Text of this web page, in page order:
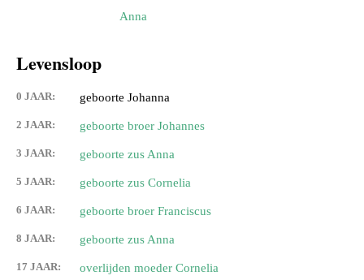
Anna
Levensloop
0 JAAR: geboorte Johanna
2 JAAR: geboorte broer Johannes
3 JAAR: geboorte zus Anna
5 JAAR: geboorte zus Cornelia
6 JAAR: geboorte broer Franciscus
8 JAAR: geboorte zus Anna
17 JAAR: overlijden moeder Cornelia